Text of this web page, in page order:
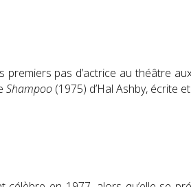
premiers pas d’actrice au théâtre
Shampoo (1975) d’Hal Ashby, écrite